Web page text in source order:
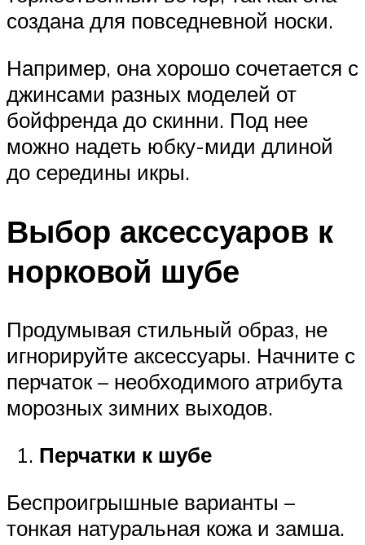
создана для повседневной носки.
Например, она хорошо сочетается с
джинсами разных моделей от
бойфренда до скинни. Под нее
можно надеть юбку-миди длиной
до середины икры.
Выбор аксессуаров к
норковой шубе
Продумывая стильный образ, не
игнорируйте аксессуары. Начните с
перчаток – необходимого атрибута
морозных зимних выходов.
Перчатки к шубе
Беспроигрышные варианты –
тонкая натуральная кожа и замша.